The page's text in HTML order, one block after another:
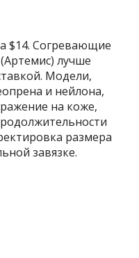
$14. Согревающие
лучше
Модели,
и нейлона,
на коже,
размера
завязке.